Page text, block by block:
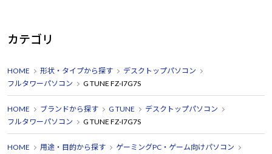
カテゴリ
HOME 形状・タイプから探す
デスクトップパソコン
フルタワーパソコン
G TUNE FZ-I7G7S
HOME ブランドから探す G TUNE
デスクトップパソコン
フルタワーパソコン
G TUNE FZ-I7G7S
HOME 用途・目的から探す
ゲーミングPC・ゲーム向けパソコン